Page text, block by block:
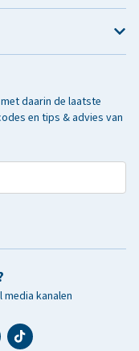
daarin de laatste
en tips & advies van
kanalen